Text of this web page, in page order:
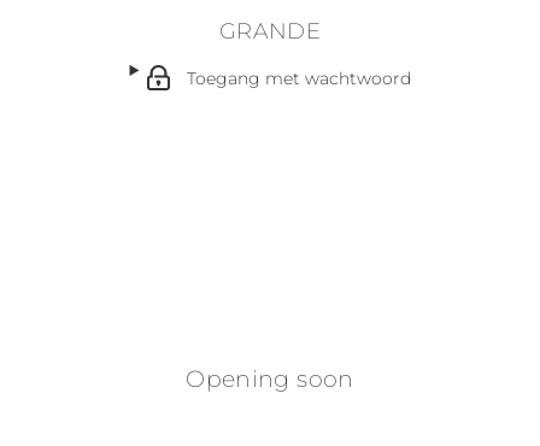
GRANDE
Toegang met wachtwoord
Opening soon